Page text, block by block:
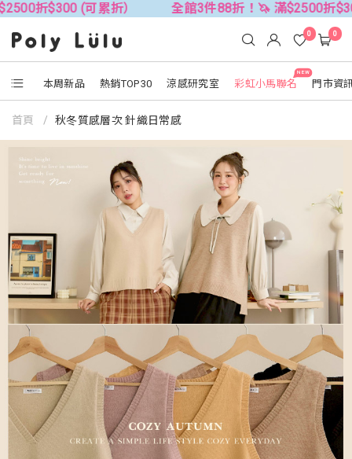
全館3件88折！🦄 滿$2500折$300 (可累折）
本周新品 熱銷TOP30 涼感研究室
NEW
彩虹小馬聯名 門市資
0 0
首頁 秋冬質感層次 針織日常感